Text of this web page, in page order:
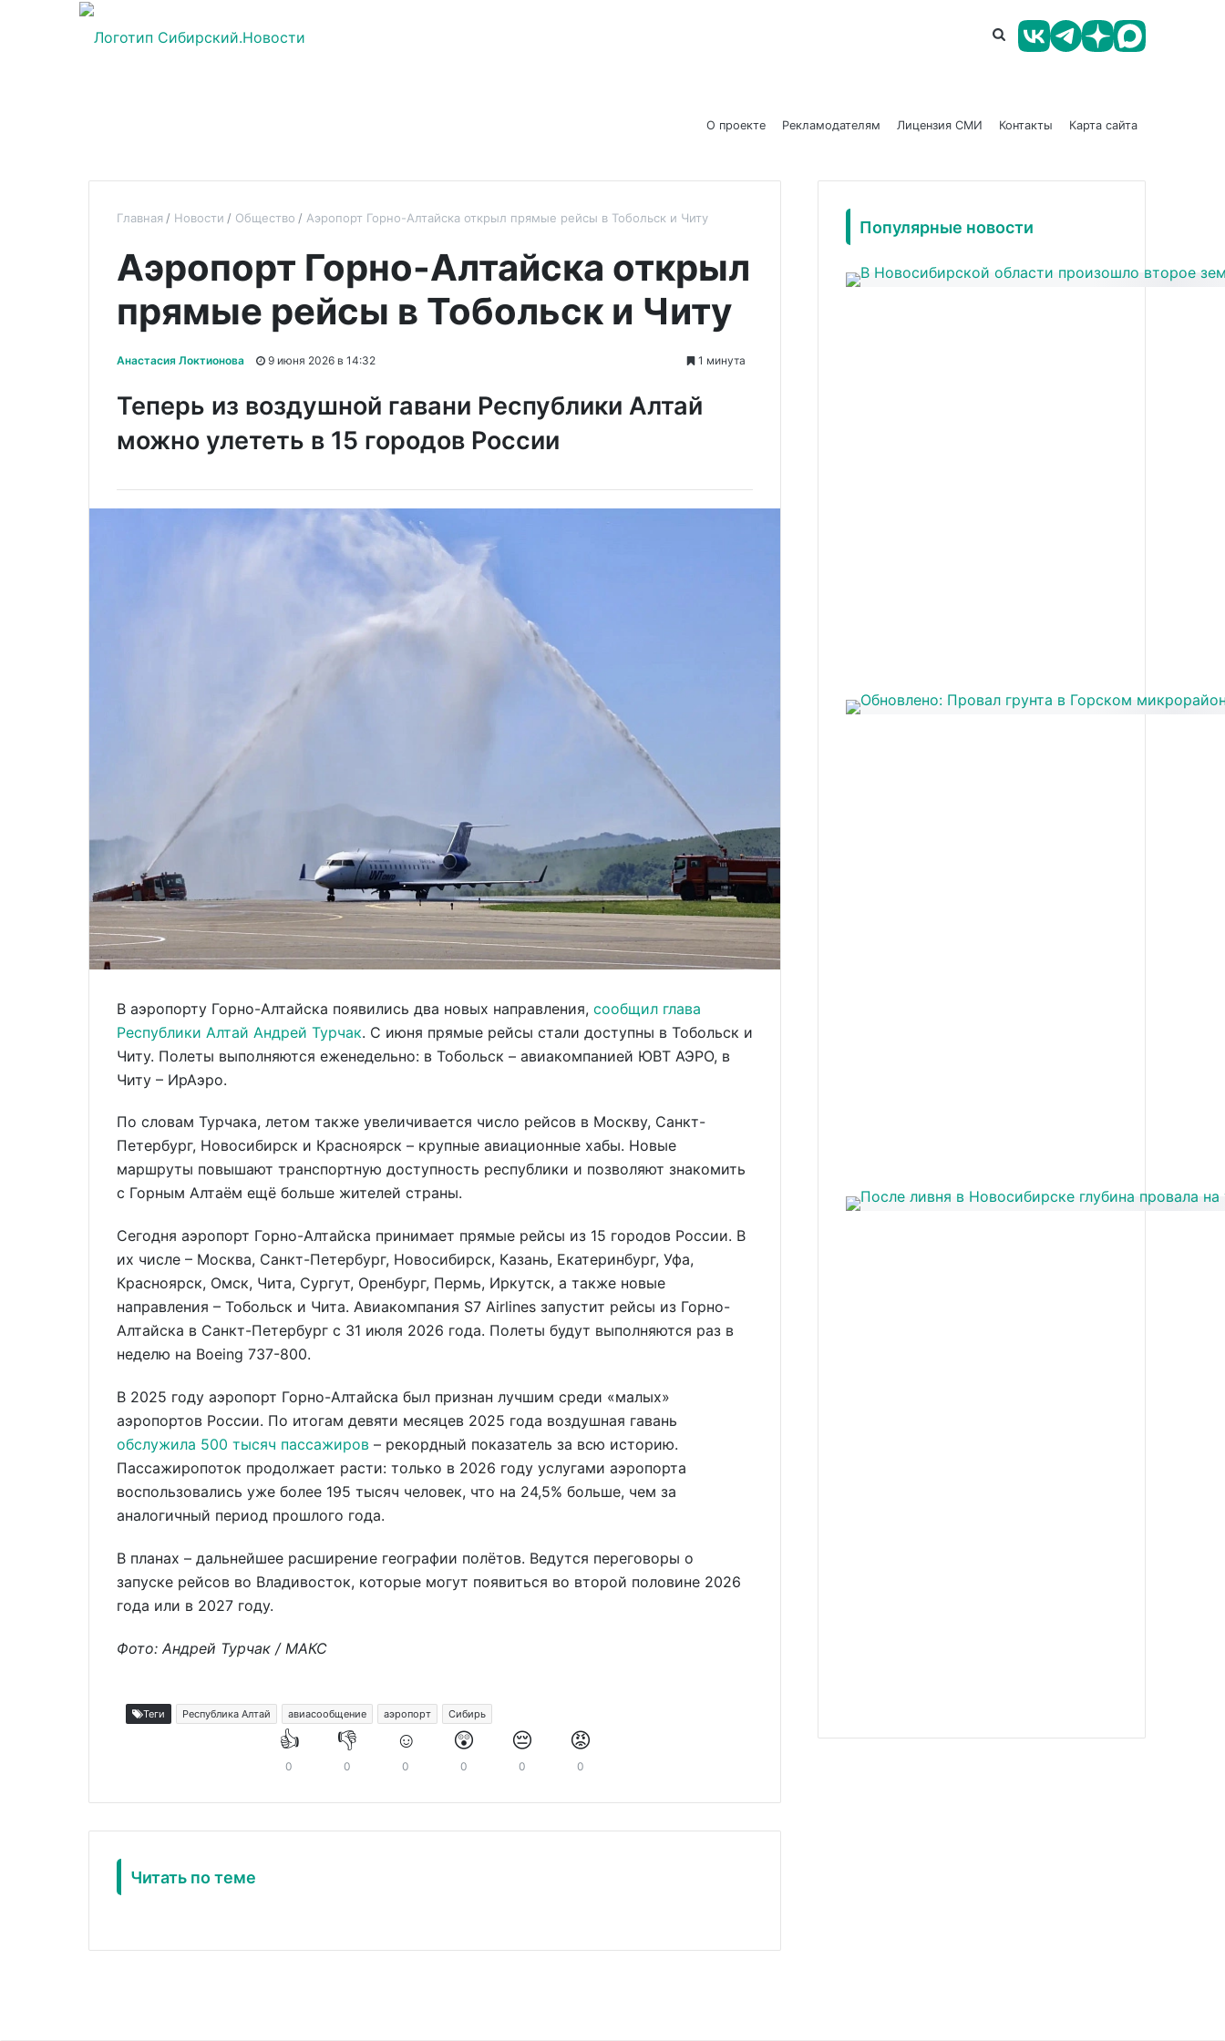
О проекте Рекламодателям Лицензия СМИ Контакты Карта сайта
Главная Новости Общество Аэропорт Горно-Алтайска открыл прямые рейсы в Тобольск и Читу
Аэропорт Горно-Алтайска открыл
прямые рейсы в Тобольск и Читу
Анастасия Локтионова 9 июня 2026 в 14:32 1 минута
Теперь из воздушной гавани Республики Алтай
можно улететь в 15 городов России
В аэропорту Горно-Алтайска появились два новых направления, сообщил глава
Республики Алтай Андрей Турчак. С июня прямые рейсы стали доступны в Тобольск и
Читу. Полеты выполняются еженедельно: в Тобольск – авиакомпанией ЮВТ АЭРО, в
Читу – ИрАэро.
По словам Турчака, летом также увеличивается число рейсов в Москву, Санкт-
Петербург, Новосибирск и Красноярск – крупные авиационные хабы. Новые
маршруты повышают транспортную доступность республики и позволяют знакомить
с Горным Алтаём ещё больше жителей страны.
Сегодня аэропорт Горно-Алтайска принимает прямые рейсы из 15 городов России. В
их числе – Москва, Санкт-Петербург, Новосибирск, Казань, Екатеринбург, Уфа,
Красноярск, Омск, Чита, Сургут, Оренбург, Пермь, Иркутск, а также новые
направления – Тобольск и Чита. Авиакомпания S7 Airlines запустит рейсы из Горно-
Алтайска в Санкт-Петербург с 31 июля 2026 года. Полеты будут выполняются раз в
неделю на Boeing 737-800.
В 2025 году аэропорт Горно-Алтайска был признан лучшим среди «малых»
аэропортов России. По итогам девяти месяцев 2025 года воздушная гавань
обслужила 500 тысяч пассажиров – рекордный показатель за всю историю.
Пассажиропоток продолжает расти: только в 2026 году услугами аэропорта
воспользовались уже более 195 тысяч человек, что на 24,5% больше, чем за
аналогичный период прошлого года.
В планах – дальнейшее расширение географии полётов. Ведутся переговоры о
запуске рейсов во Владивосток, которые могут появиться во второй половине 2026
года или в 2027 году.
Фото: Андрей Турчак / МАКС
Теги Республика Алтай авиасообщение аэропорт Сибирь
👍
0
👎
0
☺️
0
😲
0
😔
0
😡
0
Читать по теме
Популярные новости